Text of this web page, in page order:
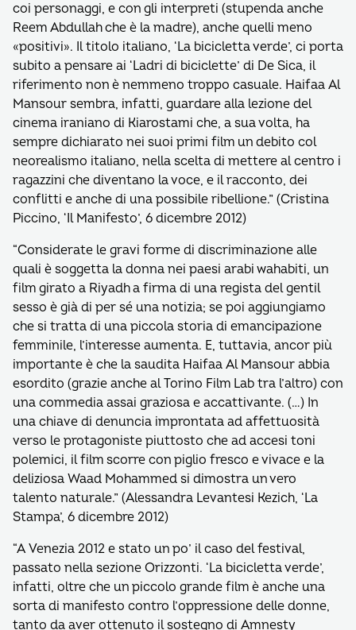
coi personaggi, e con gli interpreti (stupenda anche
Reem Abdullah che è la madre), anche quelli meno
«positivi». Il titolo italiano, ‘La bicicletta verde’, ci porta
subito a pensare ai ‘Ladri di biciclette’ di De Sica, il
riferimento non è nemmeno troppo casuale. Haifaa Al
Mansour sembra, infatti, guardare alla lezione del
cinema iraniano di Kiarostami che, a sua volta, ha
sempre dichiarato nei suoi primi film un debito col
neorealismo italiano, nella scelta di mettere al centro i
ragazzini che diventano la voce, e il racconto, dei
conflitti e anche di una possibile ribellione.” (Cristina
Piccino, ‘Il Manifesto’, 6 dicembre 2012)
“Considerate le gravi forme di discriminazione alle
quali è soggetta la donna nei paesi arabi wahabiti, un
film girato a Riyadh a firma di una regista del gentil
sesso è già di per sé una notizia; se poi aggiungiamo
che si tratta di una piccola storia di emancipazione
femminile, l’interesse aumenta. E, tuttavia, ancor più
importante è che la saudita Haifaa Al Mansour abbia
esordito (grazie anche al Torino Film Lab tra l’altro) con
una commedia assai graziosa e accattivante. (…) In
una chiave di denuncia improntata ad affettuosità
verso le protagoniste piuttosto che ad accesi toni
polemici, il film scorre con piglio fresco e vivace e la
deliziosa Waad Mohammed si dimostra un vero
talento naturale.” (Alessandra Levantesi Kezich, ‘La
Stampa’, 6 dicembre 2012)
“A Venezia 2012 e stato un po’ il caso del festival,
passato nella sezione Orizzonti. ‘La bicicletta verde’,
infatti, oltre che un piccolo grande film è anche una
sorta di manifesto contro l’oppressione delle donne,
tanto da aver ottenuto il sostegno di Amnesty